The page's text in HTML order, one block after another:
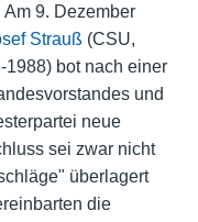
9. Dezember
Strauß (CSU,
bot nach einer
und
neue
sei zwar nicht
überlagert
die